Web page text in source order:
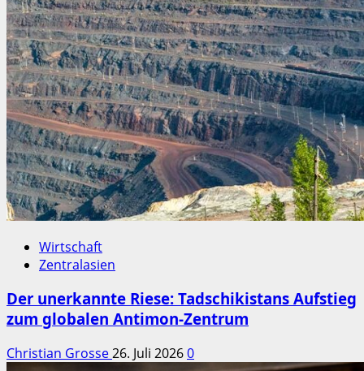
Wirtschaft
Zentralasien
Der unerkannte Riese: Tadschikistans Aufstieg
zum globalen Antimon-Zentrum
Christian Grosse26. Juli 20260